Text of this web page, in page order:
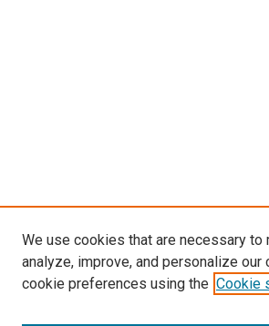
We use cookies that are necessary
analyze, improve, and personalize our
cookie preferences using the Cookie